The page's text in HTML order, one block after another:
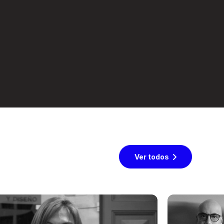
Ver todos